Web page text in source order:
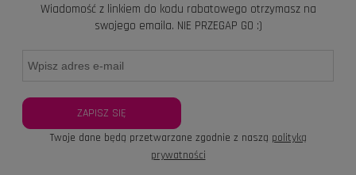
Wiadomość z linkiem do kodu rabatowego otrzymasz na
swojego emaila. NIE PRZEGAP GO :)
ZAPISZ SIĘ
Twoje dane będą przetwarzane zgodnie z naszą polityką
prywatności